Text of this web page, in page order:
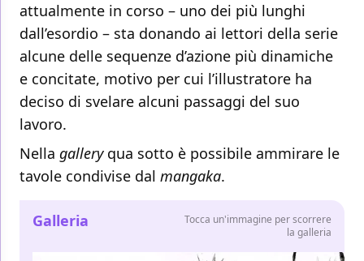
attualmente in corso – uno dei più lunghi
dall’esordio – sta donando ai lettori della serie
alcune delle sequenze d’azione più dinamiche
e concitate, motivo per cui l’illustratore ha
deciso di svelare alcuni passaggi del suo
lavoro.
Nella galleryqua sotto è possibile ammirare le
tavole condivise dal mangaka.
Galleria
Tocca un'immagine per scorrere
la galleria